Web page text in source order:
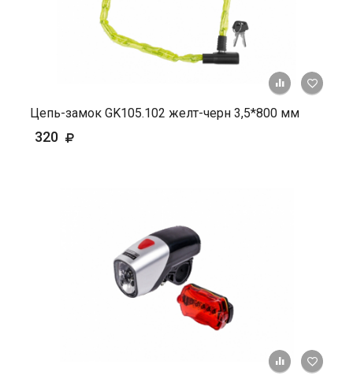
+ К
Цепь-замок GK105.102 желт-черн 3,5*800 мм
320
+ К